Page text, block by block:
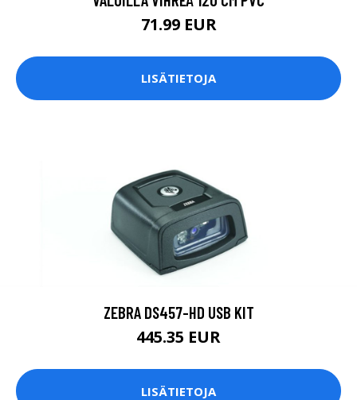
71.99 EUR
LISÄTIETOJA
ZEBRA DS457-HD USB KIT
445.35 EUR
LISÄTIETOJA